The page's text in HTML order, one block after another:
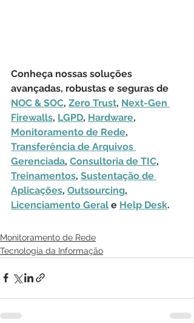
Conheça nossas soluções
avançadas, robustas e seguras de
NOC & SOC, Zero Trust, Next-Gen
Firewalls, LGPD, Hardware,
Monitoramento de Rede,
Transferência de Arquivos
Gerenciada, Consultoria de TIC,
Treinamentos, Sustentação de
Aplicações, Outsourcing,
Licenciamento Geral e Help Desk.
Monitoramento de Rede
Tecnologia da Informação